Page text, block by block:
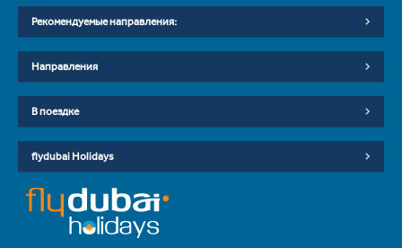
Рекомендуемые направления:
Направления
В поездке
flydubai Holidays